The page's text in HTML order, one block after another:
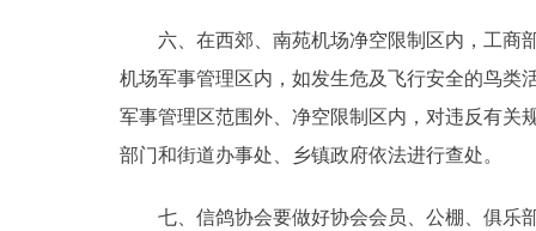
六、在西郊、南苑机场净空限制区内，工商部
机场军事管理区内，如发生危及飞行安全的鸟类
军事管理区范围外、净空限制区内，对违反有关
部门和街道办事处、乡镇政府依法进行查处。
七、信鸽协会要做好协会会员、公棚、俱乐部